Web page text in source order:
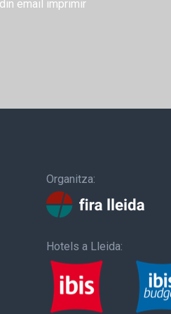
email imprimir
Organitza:
Hotels a Lleida: